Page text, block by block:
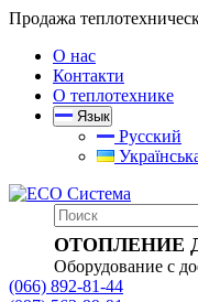
Продажа
О нас
Контакти
О теплотехнике
Язык
Русский
ОТОПЛЕНИЕ
Оборудование с
(066) 892-81-44